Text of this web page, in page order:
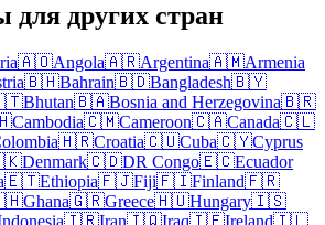
для других стран
🇦🇴Angola🇦🇷Argentina🇦🇲Armenia
🇧🇭Bahrain🇧🇩Bangladesh🇧🇾
Bhutan🇧🇦Bosnia and Herzegovina🇧🇷
Cambodia🇨🇲Cameroon🇨🇦Canada🇨🇱
🇭🇷Croatia🇨🇺Cuba🇨🇾Cyprus
Denmark🇨🇩DR Congo🇪🇨Ecuador
🇪🇹Ethiopia🇫🇯Fiji🇫🇮Finland🇫🇷
Ghana🇬🇷Greece🇭🇺Hungary🇮🇸